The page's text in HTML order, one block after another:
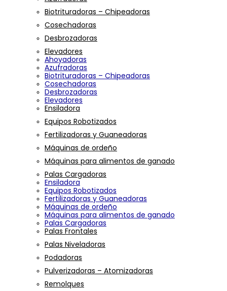
Biotrituradoras – Chipeadoras
Cosechadoras
Desbrozadoras
Elevadores
Ahoyadoras
Azufradoras
Biotrituradoras – Chipeadoras
Cosechadoras
Desbrozadoras
Elevadores
Ensiladora
Equipos Robotizados
Fertilizadoras y Guaneadoras
Máquinas de ordeño
Máquinas para alimentos de ganado
Palas Cargadoras
Ensiladora
Equipos Robotizados
Fertilizadoras y Guaneadoras
Máquinas de ordeño
Máquinas para alimentos de ganado
Palas Cargadoras
Palas Frontales
Palas Niveladoras
Podadoras
Pulverizadoras – Atomizadoras
Remolques